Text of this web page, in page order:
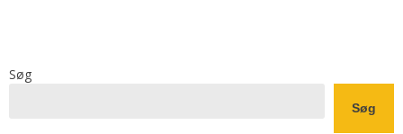
Søg
Søg